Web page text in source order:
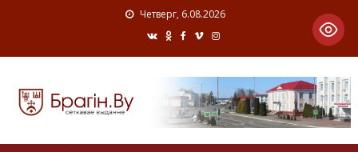
Четверг, 6.08.2026